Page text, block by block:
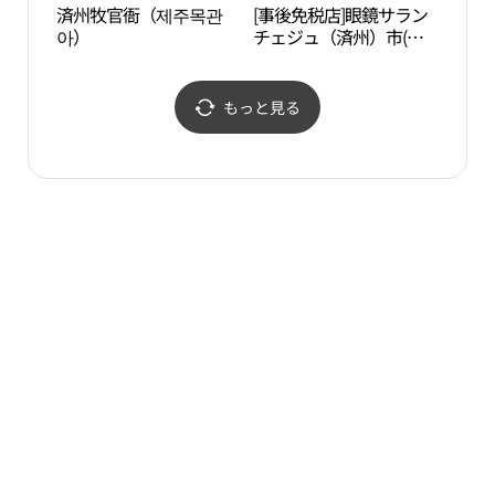
済州牧官衙（제주목관
아）
[事後免税店]眼鏡サラン
チェジュ（済州）市(안
もっと見る